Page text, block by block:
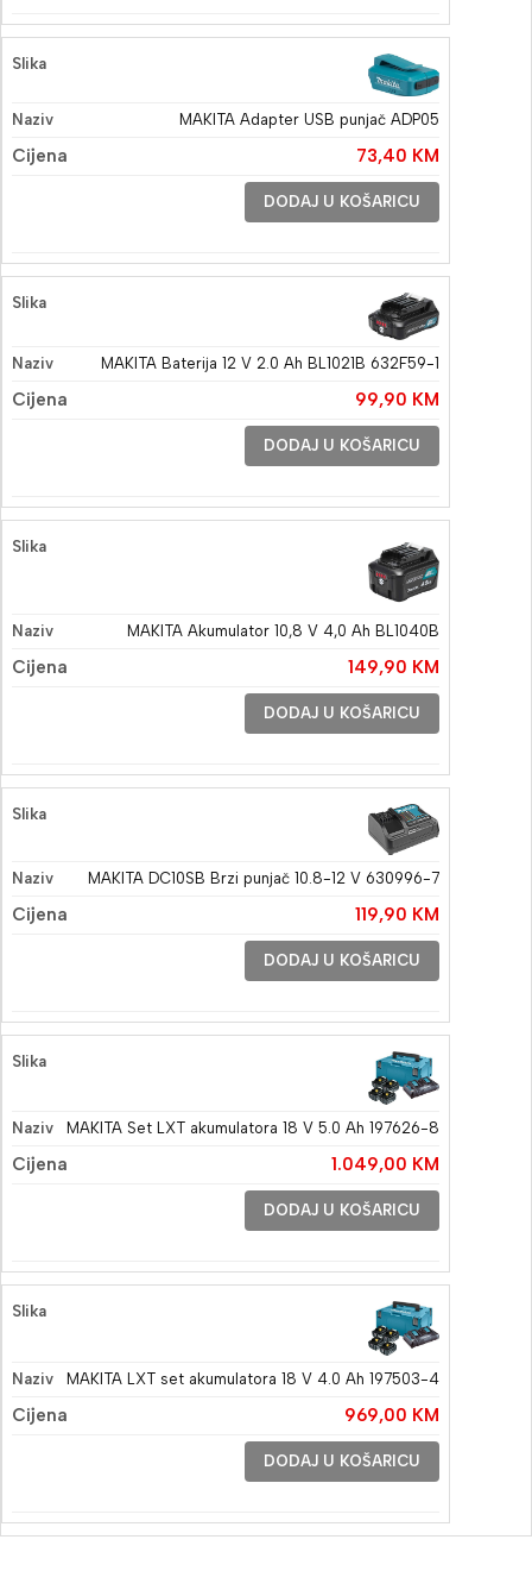
MAKITA Adapter USB punjač ADP05
73,40 KM
DODAJ U KOŠARICU
MAKITA Baterija 12 V 2.0 Ah BL1021B 632F59-1
99,90 KM
DODAJ U KOŠARICU
MAKITA Akumulator 10,8 V 4,0 Ah BL1040B
149,90 KM
DODAJ U KOŠARICU
MAKITA DC10SB Brzi punjač 10.8-12 V 630996-7
119,90 KM
DODAJ U KOŠARICU
MAKITA Set LXT akumulatora 18 V 5.0 Ah 197626-8
1.049,00 KM
DODAJ U KOŠARICU
MAKITA LXT set akumulatora 18 V 4.0 Ah 197503-4
969,00 KM
DODAJ U KOŠARICU